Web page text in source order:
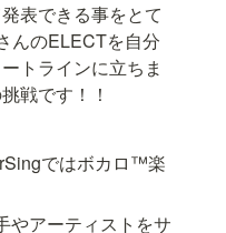
表できる事をとて
んのELECTを自分
トラインに立ちま
戦です！！
ではボカロ™楽
やアーティストをサ